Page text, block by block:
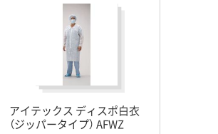
アイテックス ディスポ白衣
（ジッパータイプ） AFWZ